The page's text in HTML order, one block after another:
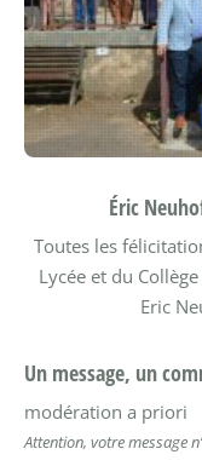
Éric
Toutes les
Lycée et du
Eric
Un message, un
modération a priori
Attention, votre message